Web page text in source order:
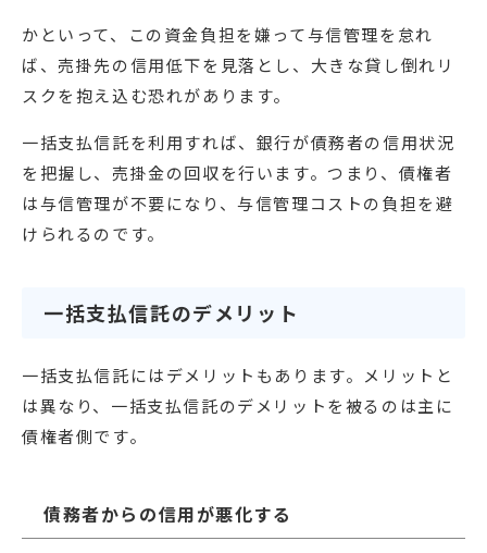
かといって、この資金負担を嫌って与信管理を怠れ
ば、売掛先の信用低下を見落とし、大きな貸し倒れリ
スクを抱え込む恐れがあります。
一括支払信託を利用すれば、銀行が債務者の信用状況
を把握し、売掛金の回収を行います。つまり、債権者
は与信管理が不要になり、与信管理コストの負担を避
けられるのです。
一括支払信託のデメリット
一括支払信託にはデメリットもあります。メリットと
は異なり、一括支払信託のデメリットを被るのは主に
債権者側です。
債務者からの信用が悪化する